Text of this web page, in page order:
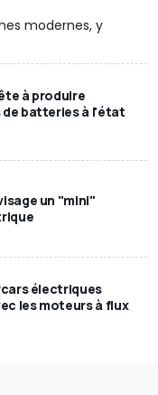
modernes, y
à produire
de batteries à l'état
un "mini"
électriques
les moteurs à flux